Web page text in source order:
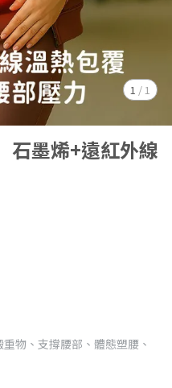
1 / 1
石墨烯+遠紅外線
物、支撐腰部、體態塑腰、